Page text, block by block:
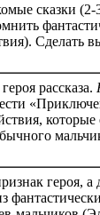
сказки
Сделать
рассказа.
героя,